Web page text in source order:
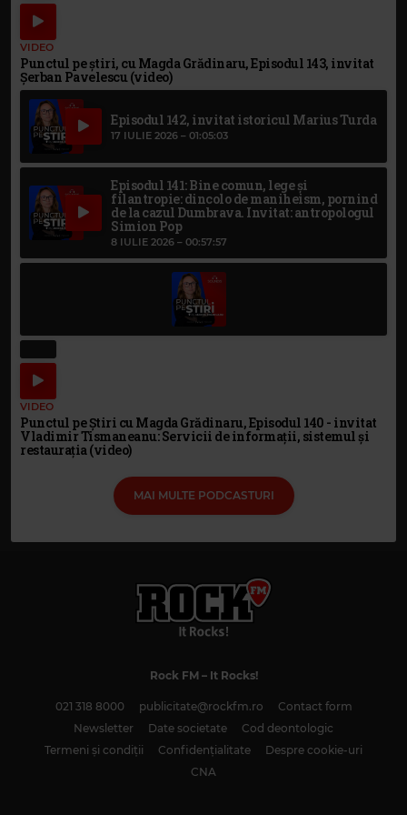
VIDEO
Punctul pe știri, cu Magda Grădinaru, Episodul 143, invitat
Șerban Pavelescu (video)
Episodul 142, invitat istoricul Marius Turda
17 IULIE 2026 – 01:05:03
Episodul 141: Bine comun, lege și
filantropie: dincolo de maniheism, pornind
de la cazul Dumbrava. Invitat: antropologul
Simion Pop
8 IULIE 2026 – 00:57:57
VIDEO
Punctul pe Știri cu Magda Grădinaru, Episodul 140 - invitat
Vladimir Tismaneanu: Servicii de informații, sistemul și
restaurația (video)
MAI MULTE PODCASTURI
Rock FM– It Rocks!
021 318 8000 publicitate@rockfm.ro
Contact form
Newsletter
Date societate
Cod deontologic
Termeni și condiții
Confidențialitate
Despre cookie-uri
CNA